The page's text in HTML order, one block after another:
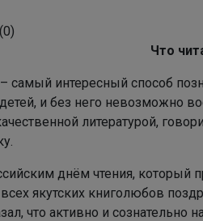
(0)
Что
самый интересный способ
и без него невозможно
литературой,
днём чтения, который
якутских книголюбов
что активно и сознательно